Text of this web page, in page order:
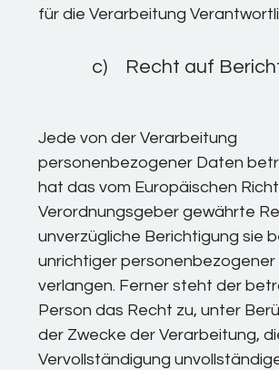
für die Verarbeitung
c) Recht auf
Jede von der Verarbeitung
personenbezogener Daten
hat das vom Europäischen
Verordnungsgeber gewährte
unverzügliche Berichtigung sie
unrichtiger personenbezogener
verlangen. Ferner steht der
Person das Recht zu, unter
der Zwecke der Verarbeitung,
Vervollständigung